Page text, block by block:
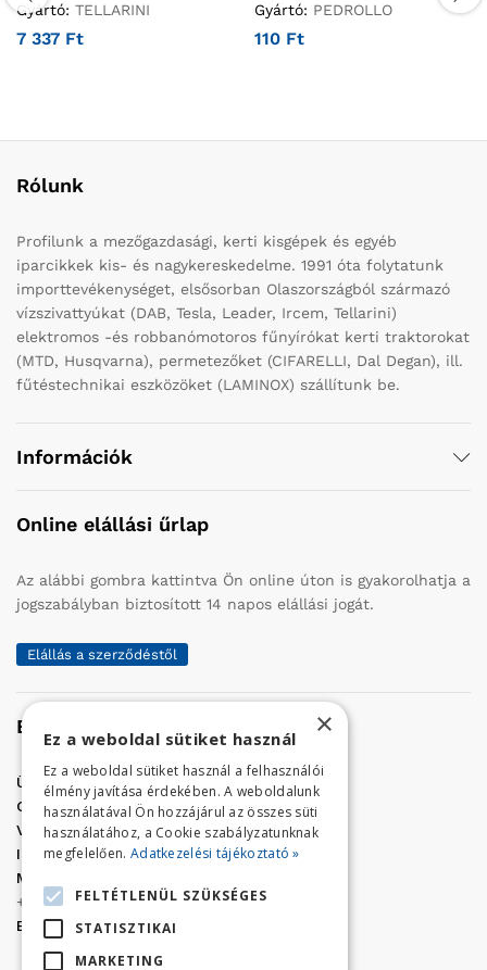
Gyártó: TELLARINI
7 337 Ft
Gyártó: PEDROLLO
110 Ft
Rólunk
Profilunk a mezőgazdasági, kerti kisgépek és egyéb
iparcikkek kis- és nagykereskedelme. 1991 óta folytatunk
importtevékenységet, elsősorban Olaszországból származó
vízszivattyúkat (DAB, Tesla, Leader, Ircem, Tellarini)
elektromos -és robbanómotoros fűnyírókat kerti traktorokat
(MTD, Husqvarna), permetezőket (CIFARELLI, Dal Degan), ill.
fűtéstechnikai eszközöket (LAMINOX) szállítunk be.
Információk
Online elállási űrlap
Az alábbi gombra kattintva Ön online úton is gyakorolhatja a
jogszabályban biztosított 14 napos elállási jogát.
Elállás a szerződéstől
Elérhetőség
Üzletünk címe:
Szolnok, Vércse út 17.
Golf Center Áruház:06 (56) 423-324
VÁR-Kert Áruház: 06 (56) 429-771
Iroda:06 (56) 421-857
Megrendelés, termék információ:
+36 (70) 938-3356
E-mail:
golfaruhaz@gmail.com
×
Ez a weboldal sütiket használ
Ez a weboldal sütiket használ a felhasználói
élmény javítása érdekében. A weboldalunk
használatával Ön hozzájárul az összes süti
használatához, a Cookie szabályzatunknak
megfelelően. Adatkezelési tájékoztató »
FELTÉTLENÜL SZÜKSÉGES
STATISZTIKAI
MARKETING